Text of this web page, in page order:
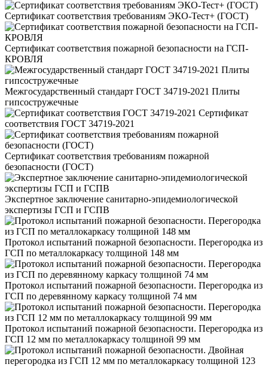
Сертификат соответствия требованиям ЭКО-Тест+ (ГОСТ)
Сертификат соответствия пожарной безопасности на ГСП-
КРОВЛЯ
Межгосударственный стандарт ГОСТ 34719-2021 Плиты
гипсостружечные
Сертификат
соответствия ГОСТ 34719-2021
Сертификат соответствия требованиям пожарной
безопасности (ГОСТ)
Экспертное заключение санитарно-эпидемиологической
экспертизы ГСП и ГСПВ
Протокол испытаний пожарной безопасности. Перегородка из
ГСП по металлокаркасу толщиной 148 мм
Протокол испытаний пожарной безопасности. Перегородка из
ГСП по деревянному каркасу толщиной 74 мм
Протокол испытаний пожарной безопасности. Перегородка из
ГСП 12 мм по металлокаркасу толщиной 99 мм